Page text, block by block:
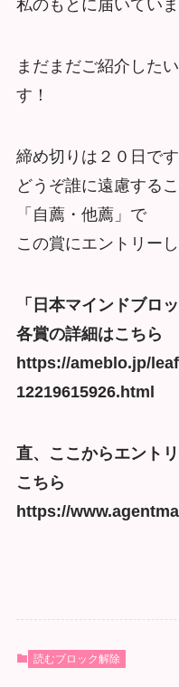
私のもとに届いていま
まだまだご紹介した
す！
締め切りは２０日で
どうぞ誰に遠慮する
「自薦・他薦」で
この賞にエントリー
「日本マインドブロ
各賞の詳細はこちら
https://ameblo.jp/
12219615926.html
直、ここからエント
こちら
https://
読むブロック解除